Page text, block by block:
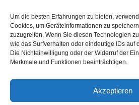
Um die besten Erfahrungen zu bieten,
Cookies, um Geräteinformationen zu
zuzugreifen. Wenn Sie diesen Technologien
wie das Surfverhalten oder eindeutige IDs auf
Die Nichteinwilligung oder der Widerruf der
Merkmale und Funktionen beeinträchtigen.
Akzeptieren
Konto: 60-742493-7
IBAN: CH31 0900 0000 6074 2493 7
BIC: POFICHBEXXX
CBN Deutschland ©
Kontakt